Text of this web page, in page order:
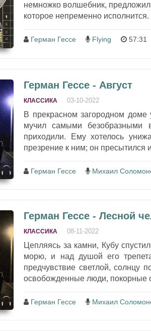
немножко волшебник,
которое непременно
Герман Гессе Flying 57:31
Герман Гессе - Август
КЛАССИКА 03-10-2022
В прекрасном загородном
мучил самыми безобразными
приходили. Ему хотелось
презрение к ним; он пресытился
Герман Гессе Михаил
Герман Гессе - Лесной
КЛАССИКА 08-11-2022
Цепляясь за камни, Кубу
морю, и над душой его
предчувствие светлой, солнцу
освобожденные люди, покорные
Герман Гессе Михаил